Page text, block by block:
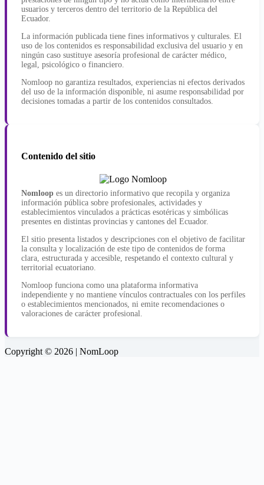
usuarios y terceros dentro del territorio de la República del
Ecuador.
La información publicada tiene fines informativos y culturales. El
uso de los contenidos es responsabilidad exclusiva del usuario y en
ningún caso sustituye asesoría profesional de carácter médico,
legal, psicológico o financiero.
Nomloop no garantiza resultados, experiencias ni efectos derivados
del uso de la información disponible, ni asume responsabilidad por
decisiones tomadas a partir de los contenidos consultados.
Contenido del sitio
Nomloop es un directorio informativo que recopila y organiza
información pública sobre profesionales, actividades y
establecimientos vinculados a prácticas esotéricas y simbólicas
presentes en distintas provincias y cantones del Ecuador.
El sitio presenta listados y descripciones con el objetivo de facilitar
la consulta y localización de este tipo de contenidos de forma
clara, estructurada y accesible, respetando el contexto cultural y
territorial ecuatoriano.
Nomloop funciona como una plataforma informativa
independiente y no mantiene vínculos contractuales con los perfiles
o establecimientos mencionados, ni emite recomendaciones o
valoraciones de carácter profesional.
Copyright © 2026 | NomLoop